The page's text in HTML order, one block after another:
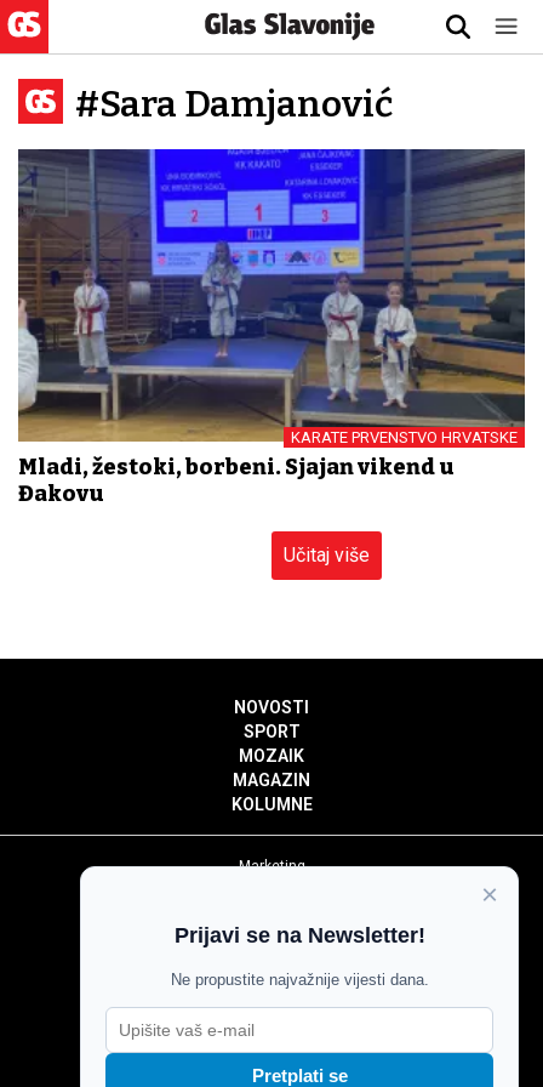
#Sara Damjanović
KARATE PRVENSTVO HRVATSKE
Mladi, žestoki, borbeni. Sjajan vikend u
Đakovu
Učitaj više
NOVOSTI
SPORT
MOZAIK
MAGAZIN
KOLUMNE
Marketing
Impressum
Pravila komentiranja
Agroglas
×
Prijavi se na Newsletter!
Ne propustite najvažnije vijesti dana.
Pretplati se